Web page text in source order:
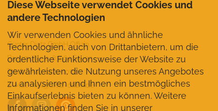
Diese Webseite verwendet Cookies und
andere Technologien
Wir verwenden Cookies und ähnliche
Technologien, auch von Drittanbietern, um die
ordentliche Funktionsweise der Website zu
gewährleisten, die Nutzung unseres Angebotes
zu analysieren und Ihnen ein bestmögliches
Einkaufserlebnis bieten zu können. Weitere
Informationen finden Sie in unserer
Günter Dietz GmbH Offizin
Bachmühle 2, 83564 Soyen
Telefon +49 8072-1062
E-Mail mail@dietz-offizin.de